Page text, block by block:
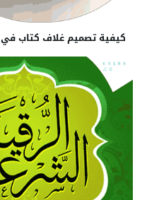
كيفية تصميم غلاف كتاب في 3 خطوات ؟